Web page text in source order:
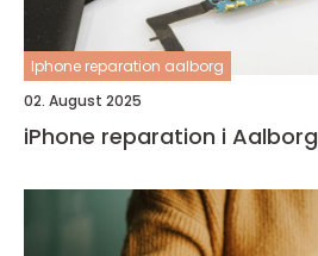
Iphone reparation aalborg
02. August 2025
iPhone reparation i Aalborg